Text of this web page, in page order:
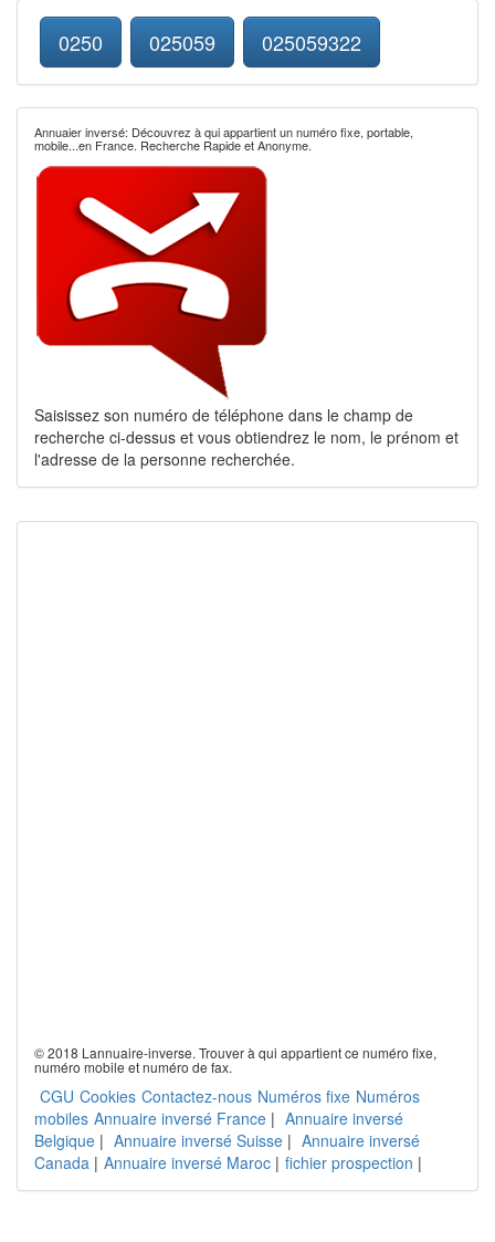
0250 025059 025059322
Annuaier inversé: Découvrez à qui appartient un numéro fixe, portable,
mobile...en France. Recherche Rapide et Anonyme.
Saisissez son numéro de téléphone dans le champ de
recherche ci-dessus et vous obtiendrez le nom, le prénom et
l'adresse de la personne recherchée.
© 2018 Lannuaire-inverse. Trouver à qui appartient ce numéro fixe,
numéro mobile et numéro de fax.
CGU Cookies Contactez-nous Numéros fixe Numéros
mobiles Annuaire inversé France | Annuaire inversé
Belgique | Annuaire inversé Suisse | Annuaire inversé
Canada | Annuaire inversé Maroc | fichier prospection |